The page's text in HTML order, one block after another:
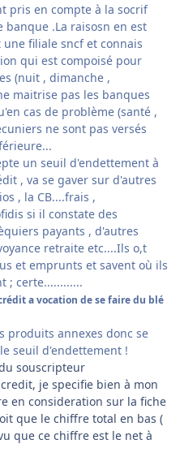
pris en compte à la socrif
.La raisosn en est
filiale sncf et connais
qui est compoisé pour
(nuit , dimanche ,
maitrise pas les banques
cas de problème (santé ,
ne sont pas versés
un seuil d'endettement à
, va se gaver sur d'autres
, la CB....frais ,
si il constate des
payants , d'autres
retraite etc....Ils o,t
et emprunts et savent où ils
; certe............
a vocation de se faire du blé
produits annexes donc se
seuil d'endettement !
souscripteur
je specifie bien à mon
en consideration sur la fiche
que le chiffre total en bas (
que ce chiffre est le net à